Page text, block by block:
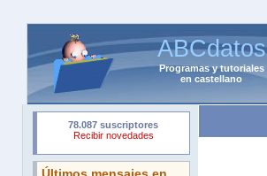
ABCdatos
Programasytutoriales
en castellano